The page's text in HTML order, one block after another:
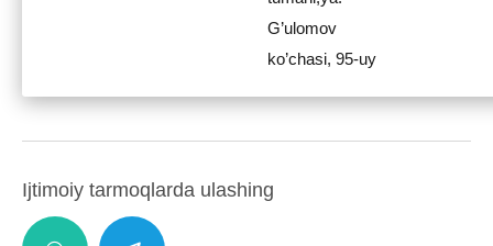
G’ulomov
ko’chasi, 95-uy
Ijtimoiy tarmoqlarda ulashing